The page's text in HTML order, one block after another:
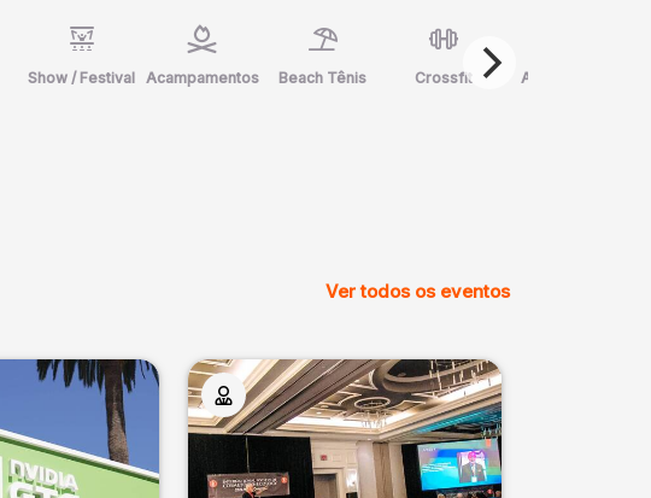
Show / Festival Acampamentos Beach Tênis Crossfit Arte Marcial
Ver todos os eventos